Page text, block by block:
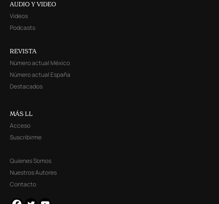
AUDIO Y VIDEO
Videos
Podcasts
REVISTA
Número actual México
Número actual España
Destacados
MÁS LL
Acceso
Suscribirme
Quienes Somos
Nuestros Autores
Contacto